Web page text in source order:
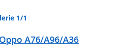
1/1
A76/A96/A36